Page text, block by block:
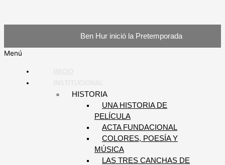
Ben Hur inició la Pretemporada
Menú
HISTORIA
UNA HISTORIA DE
PELÍCULA
ACTA FUNDACIONAL
COLORES, POESÍA Y
MÚSICA
LAS TRES CANCHAS DE